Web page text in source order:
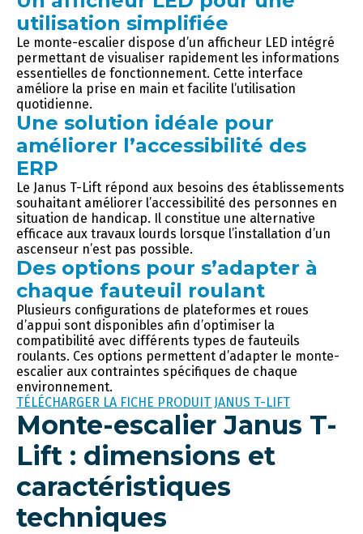
utilisation simplifiée
Le monte-escalier dispose d’un afficheur LED intégré
permettant de visualiser rapidement les informations
essentielles de fonctionnement. Cette interface
améliore la prise en main et facilite l’utilisation
quotidienne.
Une solution idéale pour
améliorer l’accessibilité des
ERP
Le Janus T-Lift répond aux besoins des établissements
souhaitant améliorer l’accessibilité des personnes en
situation de handicap. Il constitue une alternative
efficace aux travaux lourds lorsque l’installation d’un
ascenseur n’est pas possible.
Des options pour s’adapter à
chaque fauteuil roulant
Plusieurs configurations de plateformes et roues
d’appui sont disponibles afin d’optimiser la
compatibilité avec différents types de fauteuils
roulants. Ces options permettent d’adapter le monte-
escalier aux contraintes spécifiques de chaque
environnement.
TÉLÉCHARGER LA FICHE PRODUIT JANUS T-LIFT
Monte-escalier Janus T-
Lift : dimensions et
caractéristiques
techniques